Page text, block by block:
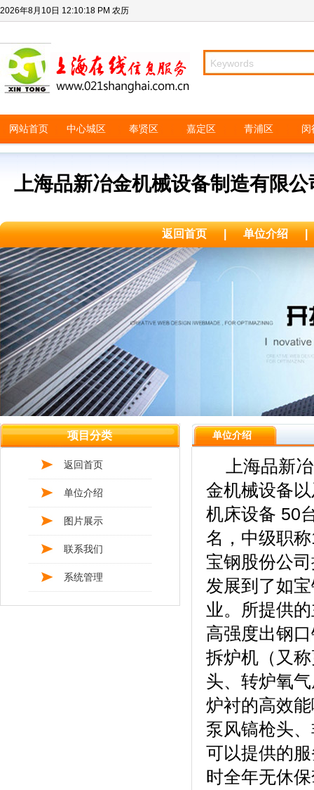
2026年8月10日 12:10:18 PM 农历
网站首页 中心城区 奉贤区 嘉定区 青浦区 闵
上海品新冶金机械设备制造有限
返回首页 | 单位介绍 |
项目分类
返回首页
单位介绍
图片展示
联系我们
系统管理
单位介绍
上海品新冶
金机械设备
机床设备 50
名，中级职
宝钢股份公
发展到了如
业。所提供
高强度出钢
拆炉机（又
头、转炉氧
炉衬的高效
泵风镐枪头
可以提供的
时全年无休